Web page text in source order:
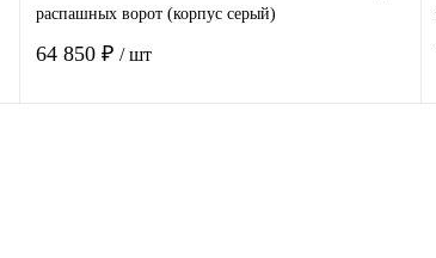
распашных ворот (корпус серый)
64 850 ₽ / шт